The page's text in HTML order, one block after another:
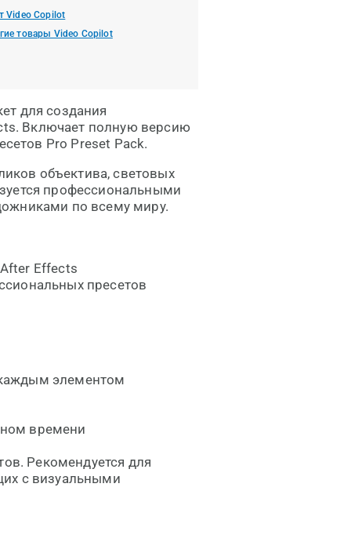
Video Copilot
товары Video Copilot
для создания
Включает полную версию
Pro Preset Pack.
объектива, световых
профессиональными
по всему миру.
Effects
пресетов
элементом
времени
Рекомендуется для
с визуальными